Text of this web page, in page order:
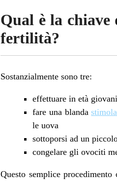
Qual è la chiave
fertilità?
Sostanzialmente sono tre:
effettuare in età
fare una blanda
le uova
sottoporsi ad un
congelare gli ovociti
Questo semplice